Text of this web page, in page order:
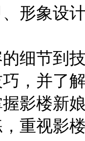
形象设
细节到
，并了
影楼新
重视影